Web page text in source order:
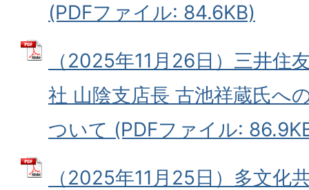
(PDFファイル: 84.6KB)
（2025年11月26日）三井住
社 山陰支店長 古池祥蔵氏へ
ついて (PDFファイル:
（2025年11月25日）多文化